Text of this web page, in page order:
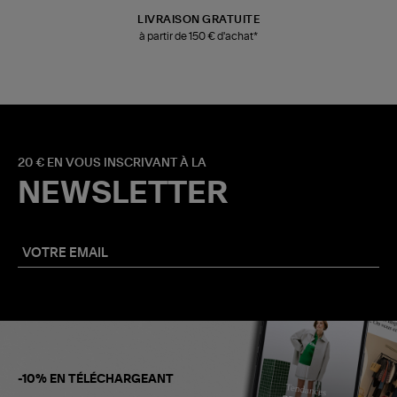
LIVRAISON GRATUITE
à partir de 150 € d'achat*
20 € EN VOUS INSCRIVANT À LA
NEWSLETTER
-10% EN TÉLÉCHARGEANT